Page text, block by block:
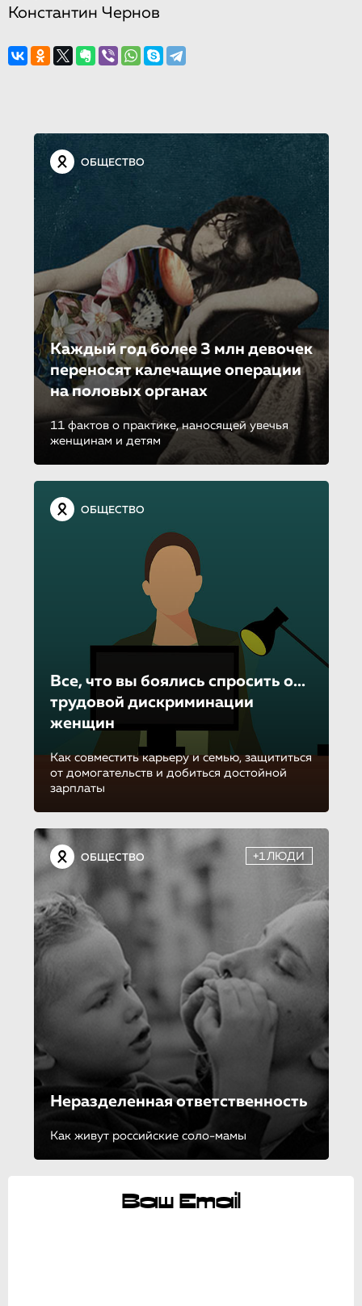
Константин Чернов
ОБЩЕСТВО
Каждый год более 3 млн девочек
переносят калечащие операции
на половых органах
11 фактов о практике, наносящей увечья
женщинам и детям
ОБЩЕСТВО
Все, что вы боялись спросить о...
трудовой дискриминации
женщин
Как совместить карьеру и семью, защититься
от домогательств и добиться достойной
зарплаты
ОБЩЕСТВО +1ЛЮДИ
Неразделенная ответственность
Как живут российские соло-мамы
Ваш Email